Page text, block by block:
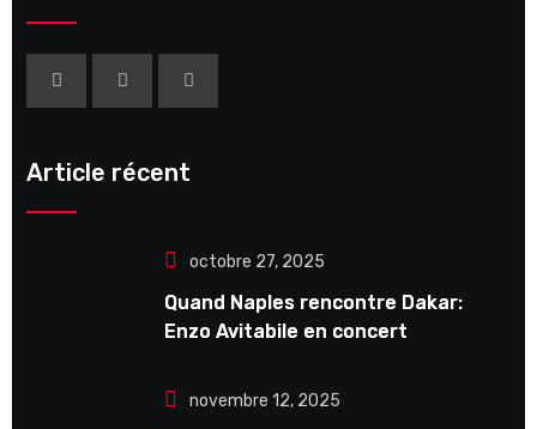
Article récent
octobre 27, 2025
Quand Naples rencontre Dakar:
Enzo Avitabile en concert
novembre 12, 2025